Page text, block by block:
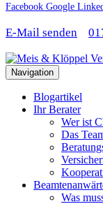
Facebook Google
E-Mail senden
Navigation
Blogartikel
Ihr Berater
Wer ist
Das
Was